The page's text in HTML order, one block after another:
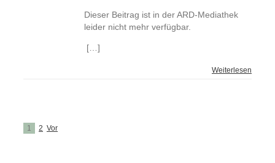
Dieser Beitrag ist in der ARD-Mediathek
leider nicht mehr verfügbar.
[…]
Weiterlesen
1 2 Vor